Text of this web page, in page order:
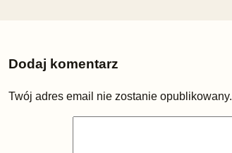
Dodaj komentarz
Twój adres email nie zostanie opublikowany.